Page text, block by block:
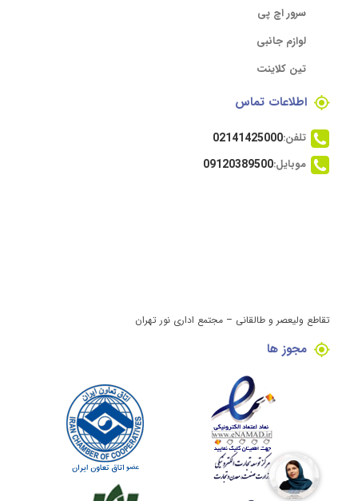
سرور اچ پی
لوازم جانبی
تین کلاینت
اطلاعات تماس
تلفن:02141425000
موبایل:09120389500
تقاطع ولیعصر و طالقانی – مجتمع اداری نور تهران
مجوز ها